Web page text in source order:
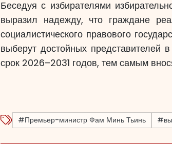
Беседуя с избирателями
выразил надежду, что граждане
социалистического правового
выберут достойных
срок 2026–2031 годов, тем самым
#Премьер-министр Фам Минь Тьинь